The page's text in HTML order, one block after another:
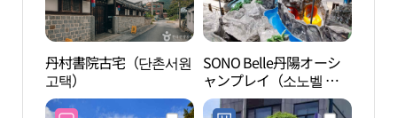
丹村書院古宅（단촌서원
고택）
SONO Belle丹陽オーシ
ャンプレイ（소노벨 단
양 오션플레이）